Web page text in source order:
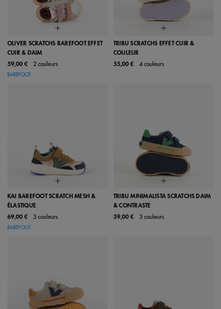
OLIVER SCRATCHS BAREFOOT EFFET
CUIR & DAIM
59,00 €
2 couleurs
BAREFOOT
TRIBU SCRATCHS EFFET CUIR &
COULEUR
55,00 €
4 couleurs
KAI BAREFOOT SCRATCH MESH &
ÉLASTIQUE
69,00 €
3 couleurs
BAREFOOT
TRIBU MINIMALISTA SCRATCHS DAIM
& CONTRASTE
59,00 €
3 couleurs